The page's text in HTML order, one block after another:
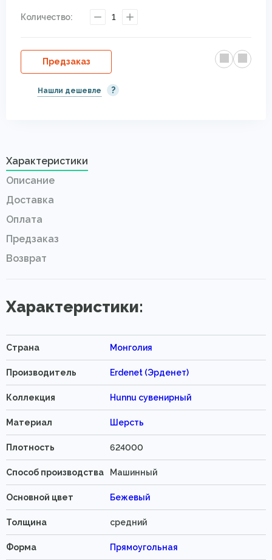
Количество: 1
Предзаказ
Нашли дешевле ?
Характеристики
Описание
Доставка
Оплата
Предзаказ
Возврат
Характеристики:
Страна Монголия
Производитель Erdenet (Эрденет)
Коллекция Hunnu сувенирный
Материал Шерсть
Плотность 624000
Способ производства Машинный
Основной цвет Бежевый
Толщина средний
Форма Прямоугольная